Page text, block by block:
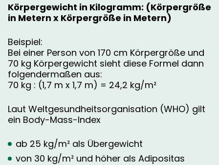
Körpergewicht in Kilogramm: (Körpergröße
in Metern x Körpergröße in Metern)
Beispiel:
Bei einer Person von 170 cm Körpergröße und
70 kg Körpergewicht sieht diese Formel dann
folgendermaßen aus:
70 kg : (1,7 m x 1,7 m) = 24,2 kg/m²
Laut Weltgesundheitsorganisation (WHO) gilt
ein Body-Mass-Index
ab 25 kg/m² als Übergewicht
von 30 kg/m² und höher als Adipositas